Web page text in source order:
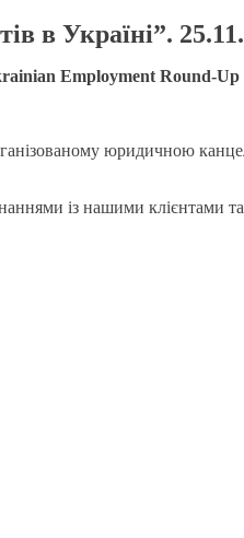
в Україні”.
Employment Round-Up
юридичною
із нашими клієнтами